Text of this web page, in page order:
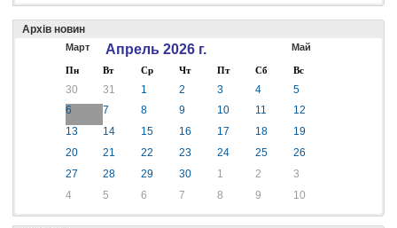
Архів новин
Март Апрель 2026 г. Май
Пн Вт Ср Чт Пт Сб Вс
30 31 1 2 3 4
5
6
7 8 9 10 11
12
13
14 15 16 17 18
19
20
21 22 23 24 25
26
27
28 29 30 1 2
3
4
5 6 7 8 9 10